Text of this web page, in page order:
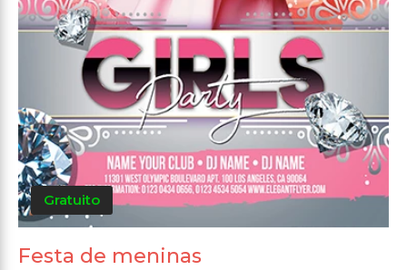
Gratuito
Festa de meninas